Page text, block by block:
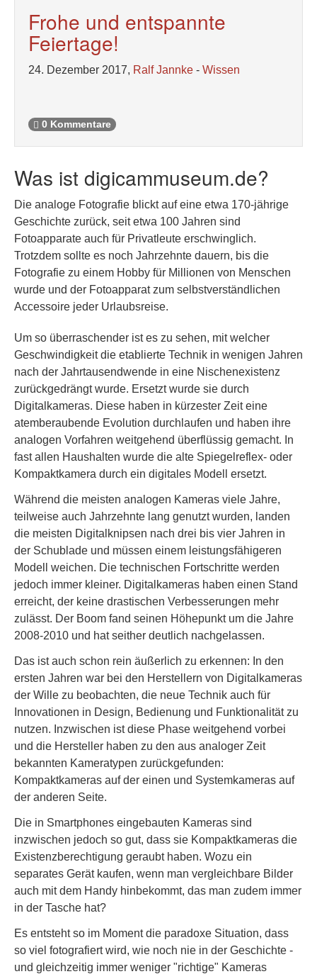
Frohe und entspannte
Feiertage!
24. Dezember 2017, Ralf Jannke - Wissen
0 Kommentare
Was ist digicammuseum.de?
Die analoge Fotografie blickt auf eine etwa 170-jährige
Geschichte zurück, seit etwa 100 Jahren sind
Fotoapparate auch für Privatleute erschwinglich.
Trotzdem sollte es noch Jahrzehnte dauern, bis die
Fotografie zu einem Hobby für Millionen von Menschen
wurde und der Fotoapparat zum selbstverständlichen
Accessoire jeder Urlaubsreise.
Um so überraschender ist es zu sehen, mit welcher
Geschwindigkeit die etablierte Technik in wenigen Jahren
nach der Jahrtausendwende in eine Nischenexistenz
zurückgedrängt wurde. Ersetzt wurde sie durch
Digitalkameras. Diese haben in kürzester Zeit eine
atemberaubende Evolution durchlaufen und haben ihre
analogen Vorfahren weitgehend überflüssig gemacht. In
fast allen Haushalten wurde die alte Spiegelreflex- oder
Kompaktkamera durch ein digitales Modell ersetzt.
Während die meisten analogen Kameras viele Jahre,
teilweise auch Jahrzehnte lang genutzt wurden, landen
die meisten Digitalknipsen nach drei bis vier Jahren in
der Schublade und müssen einem leistungsfähigeren
Modell weichen. Die technischen Fortschritte werden
jedoch immer kleiner. Digitalkameras haben einen Stand
erreicht, der keine drastischen Verbesserungen mehr
zulässt. Der Boom fand seinen Höhepunkt um die Jahre
2008-2010 und hat seither deutlich nachgelassen.
Das ist auch schon rein äußerlich zu erkennen: In den
ersten Jahren war bei den Herstellern von Digitalkameras
der Wille zu beobachten, die neue Technik auch für
Innovationen in Design, Bedienung und Funktionalität zu
nutzen. Inzwischen ist diese Phase weitgehend vorbei
und die Hersteller haben zu den aus analoger Zeit
bekannten Kameratypen zurückgefunden:
Kompaktkameras auf der einen und Systemkameras auf
der anderen Seite.
Die in Smartphones eingebauten Kameras sind
inzwischen jedoch so gut, dass sie Kompaktkameras die
Existenzberechtigung geraubt haben. Wozu ein
separates Gerät kaufen, wenn man vergleichbare Bilder
auch mit dem Handy hinbekommt, das man zudem immer
in der Tasche hat?
Es entsteht so im Moment die paradoxe Situation, dass
so viel fotografiert wird, wie noch nie in der Geschichte -
und gleichzeitig immer weniger "richtige" Kameras